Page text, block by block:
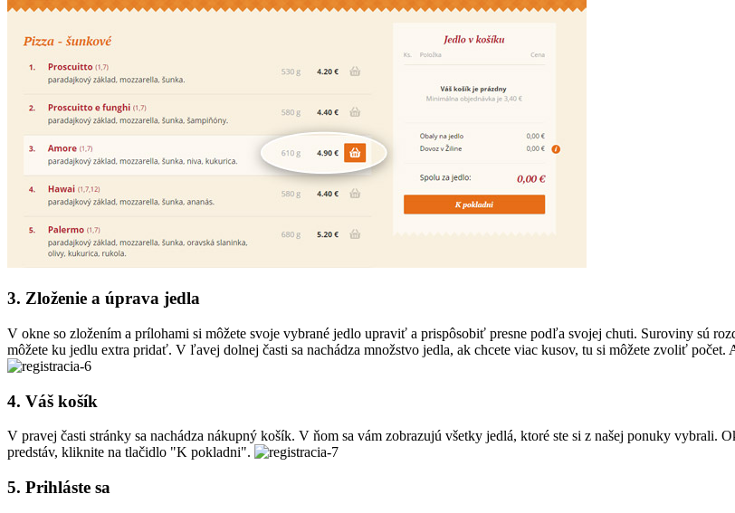
3. Zloženie a úprava jedla
V okne so zložením a prílohami si môžete svoje vybrané jedlo upraviť a prispôsobiť presne podľa svojej chuti. Suroviny sú
môžete ku jedlu extra pridať. V ľavej dolnej časti sa nachádza množstvo jedla, ak chcete viac kusov, tu si môžete zvoliť
4. Váš košík
V pravej časti stránky sa nachádza nákupný košík. V ňom sa vám zobrazujú všetky jedlá, ktoré ste si z našej ponuky vybrali.
predstáv, kliknite na tlačidlo "K pokladni".
5. Prihláste sa